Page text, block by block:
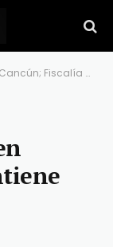
hermetismo sobre investigación